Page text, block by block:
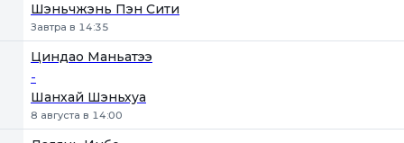
Шэньчжэнь Пэн Сити
Завтра в 14:35
Циндао Маньатээ
-
Шанхай Шэньхуа
8 августа в 14:00